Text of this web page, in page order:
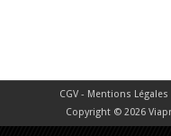
CGV - Mentions Légales
Copyright © 2026